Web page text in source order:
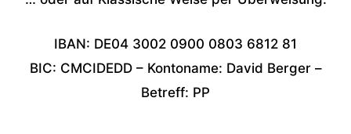
IBAN: DE04 3002 0900 0803 6812 81
BIC: CMCIDEDD – Kontoname: David Berger –
Betreff: PP